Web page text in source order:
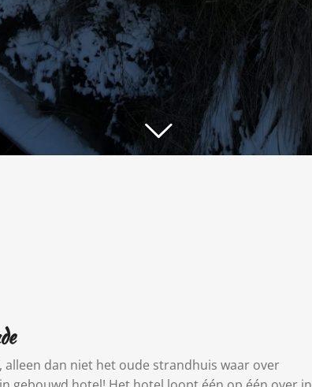
alleen dan niet het oude strandhuis waar over